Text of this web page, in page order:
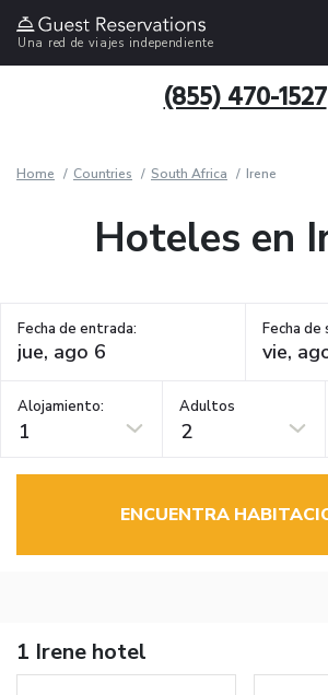
Una red de viajes independiente
(855) 470-1527
Home Countries South Africa Irene
Hoteles en
Fecha de entrada: Fecha de
Alojamiento:
1
Adultos
2
ENCUENTRA
1 Irene hotel